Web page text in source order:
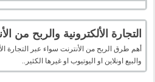
التجارة الألكترونية والربح من
أهم طرق الربح من الأنترنت سواء عبر التجارة
والبيع اونلاين او اليوتيوب او غيرها الكثير..